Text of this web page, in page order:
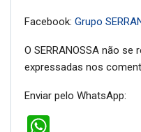
Facebook: Grupo
O SERRANOSSA não
expressadas nos
Enviar pelo WhatsApp: